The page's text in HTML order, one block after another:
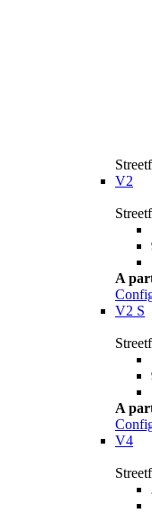
V2
A
V2 S
A
V4